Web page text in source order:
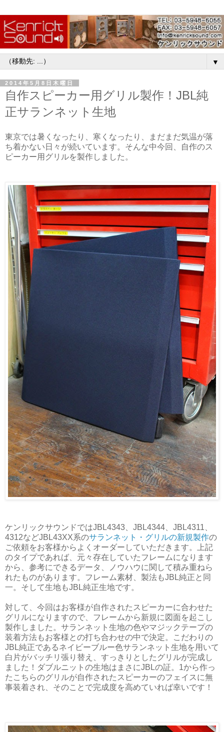
▼
2014年5月8日木曜日
自作スピーカー用グリル製作！JBL純
正サランネット生地
東京では暑くなったり、寒くなったり、まだまだ気温が落
ち着かない日々が続いています。そんな中今回、自作のス
ピーカー用グリルを製作しました。
ケンリックサウンドではJBL4343、JBL4344、JBL4311、
4312などJBL43XX系のサランネット・グリルの新規製作の
ご依頼をお客様からよくオーダーしていただきます。上記
のタイプであれば、元々存在していたフレームになります
から、参考にできるデータ、ノウハウに関して積み重ねら
れたものがあります。フレーム素材、製法もJBL純正と同
一。そして生地もJBL純正生地です。
対して、今回はお客様が自作されたスピーカーに合わせた
グリルになりますので、フレームから新規に図面を起こし
製作しました。サランネット生地の色やマジックテープの
装着方法もお客様との打ち合わせの中で決定。こだわりの
JBL純正であるネイビーブルー色サランネット生地を用いて
白片がバッチリ張り替え、すっきりとしたグリルが完成し
ました！ダブルニットの生地はまさにJBLの証。1から作っ
たこちらのグリルが自作されたスピーカーのフェイスに無
事装着され、そのことで完成度を高めていれば幸いです！